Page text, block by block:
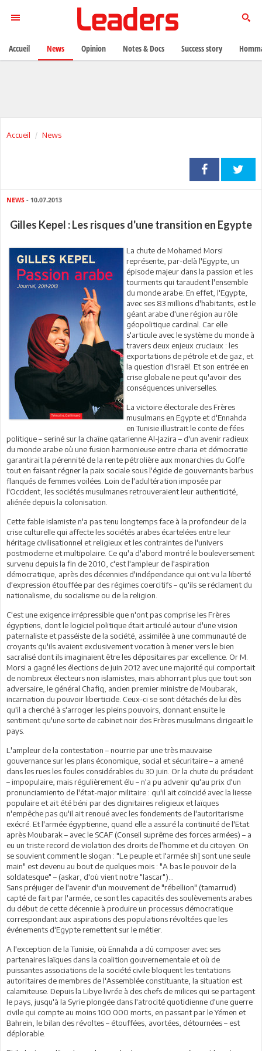
Accueil News
NEWS - 10.07.2013
Gilles Kepel : Les risques d'une transition en Egypte
La chute de Mohamed Morsi
représente, par-delà l'Egypte, un
épisode majeur dans la passion et les
tourments qui taraudent l'ensemble
du monde arabe. En effet, l'Egypte,
avec ses 83 millions d'habitants, est le
géant arabe d'une région au rôle
géopolitique cardinal. Car elle
s'articule avec le système du monde à
travers deux enjeux cruciaux : les
exportations de pétrole et de gaz, et
la question d'Israël. Et son entrée en
crise globale ne peut qu'avoir des
conséquences universelles.
La victoire électorale des Frères
musulmans en Egypte et d'Ennahda
en Tunisie illustrait le conte de fées
politique – seriné sur la chaîne qatarienne Al-Jazira – d'un avenir radieux
du monde arabe où une fusion harmonieuse entre charia et démocratie
garantirait la pérennité de la rente pétrolière aux monarchies du Golfe
tout en faisant régner la paix sociale sous l'égide de gouvernants barbus
flanqués de femmes voilées. Loin de l'adultération imposée par
l'Occident, les sociétés musulmanes retrouveraient leur authenticité,
aliénée depuis la colonisation.
Cette fable islamiste n'a pas tenu longtemps face à la profondeur de la
crise culturelle qui affecte les sociétés arabes écartelées entre leur
héritage civilisationnel et religieux et les contraintes de l'univers
postmoderne et multipolaire. Ce qu'a d'abord montré le bouleversement
survenu depuis la fin de 2010, c'est l'ampleur de l'aspiration
démocratique, après des décennies d'indépendance qui ont vu la liberté
d'expression étouffée par des régimes coercitifs – qu'ils se réclament du
nationalisme, du socialisme ou de la religion.
C'est une exigence irrépressible que n'ont pas comprise les Frères
égyptiens, dont le logiciel politique était articulé autour d'une vision
paternaliste et passéiste de la société, assimilée à une communauté de
croyants qu'ils avaient exclusivement vocation à mener vers le bien
sacralisé dont ils imaginaient être les dépositaires par excellence. Or M.
Morsi a gagné les élections de juin 2012 avec une majorité qui comportait
de nombreux électeurs non islamistes, mais abhorrant plus que tout son
adversaire, le général Chafiq, ancien premier ministre de Moubarak,
incarnation du pouvoir liberticide. Ceux-ci se sont détachés de lui dès
qu'il a cherché à s'arroger les pleins pouvoirs, donnant ensuite le
sentiment qu'une sorte de cabinet noir des Frères musulmans dirigeait le
pays.
L'ampleur de la contestation – nourrie par une très mauvaise
gouvernance sur les plans économique, social et sécuritaire – a amené
dans les rues les foules considérables du 30 juin. Or la chute du président
– impopulaire, mais régulièrement élu – n'a pu advenir qu'au prix d'un
pronunciamiento de l'état-major militaire : qu'il ait coïncidé avec la liesse
populaire et ait été béni par des dignitaires religieux et laïques
n'empêche pas qu'il ait renoué avec les fondements de l'autoritarisme
exécré. Et l'armée égyptienne, quand elle a assuré la continuité de l'Etat
après Moubarak – avec le SCAF (Conseil suprême des forces armées) – a
eu un triste record de violation des droits de l'homme et du citoyen. On
se souvient comment le slogan : "Le peuple et l'armée sh] sont une seule
main" est devenu au bout de quelques mois : "A bas le pouvoir de la
soldatesque" – (askar, d'où vient notre "lascar")...
Sans préjuger de l'avenir d'un mouvement de "rébellion" (tamarrud)
capté de fait par l'armée, ce sont les capacités des soulèvements arabes
du début de cette décennie à produire un processus démocratique
correspondant aux aspirations des populations révoltées que les
événements d'Egypte remettent sur le métier.
A l'exception de la Tunisie, où Ennahda a dû composer avec ses
partenaires laïques dans la coalition gouvernementale et où de
puissantes associations de la société civile bloquent les tentations
autoritaires de membres de l'Assemblée constituante, la situation est
calamiteuse. Depuis la Libye livrée à des chefs de milices qui se partagent
le pays, jusqu'à la Syrie plongée dans l'atrocité quotidienne d'une guerre
civile qui compte au moins 100 000 morts, en passant par le Yémen et
Bahrein, le bilan des révoltes – étouffées, avortées, détournées – est
déplorable.
Accueil News Opinion Notes & Docs Success story